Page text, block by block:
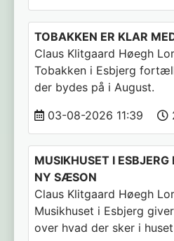
TOBAKKEN ER KLAR
Claus Klitgaard Høegh
Tobakken i Esbjerg
der bydes på i August.
03-08-2026 11:39
MUSIKHUSET I ESBJERG
NY SÆSON
Claus Klitgaard Høegh
Musikhuset i Esbjerg
over hvad der sker i